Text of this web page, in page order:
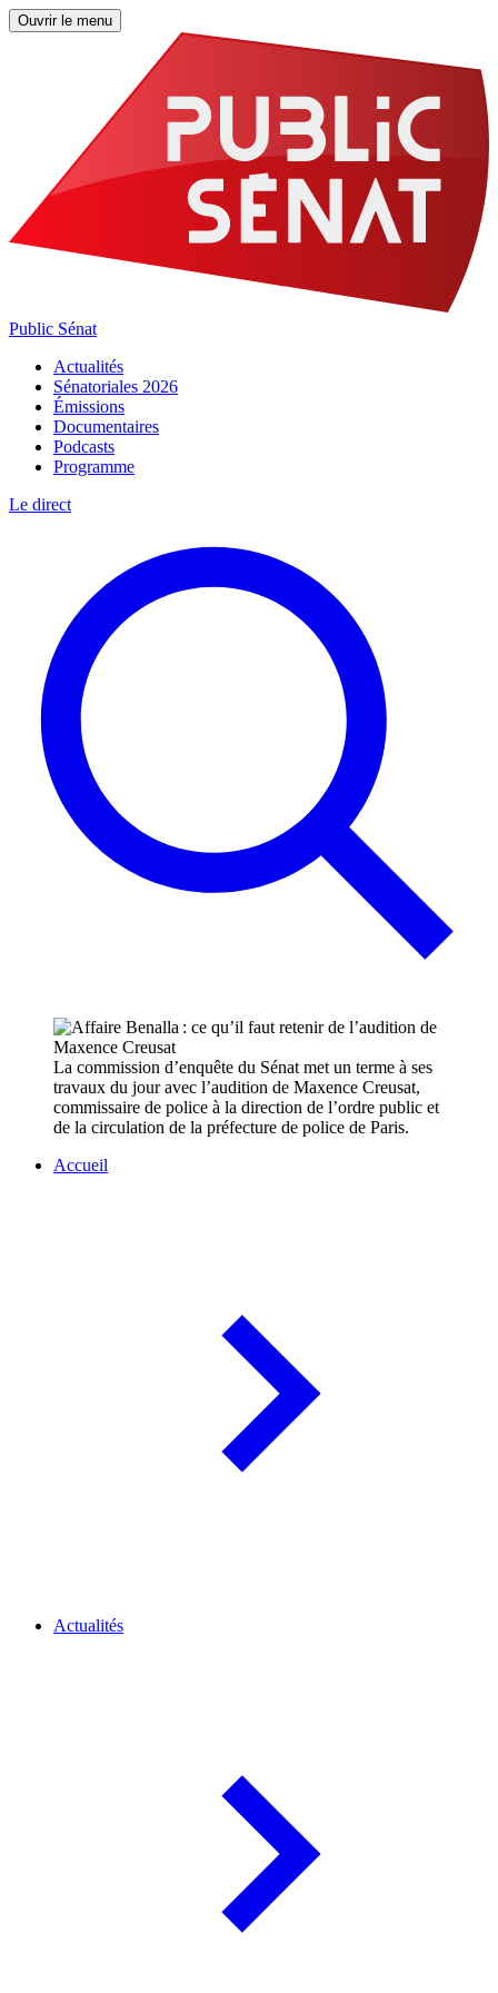
Ouvrir le menu
Public Sénat
Actualités
Sénatoriales 2026
Émissions
Documentaires
Podcasts
Programme
Le direct
La commission d’enquête du Sénat met un terme à ses
travaux du jour avec l’audition de Maxence Creusat,
commissaire de police à la direction de l’ordre public et
de la circulation de la préfecture de police de Paris.
Accueil
Actualités